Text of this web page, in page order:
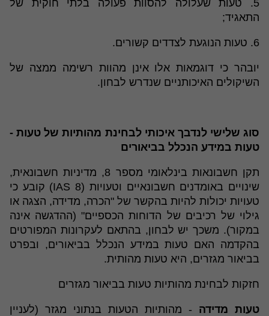
5. טעות שעלולה להסוות פעולה בלתי חוקית של
התאגיד;
6. טעות הנוגעת לצדדים קשורים.
יובהר כי דוגמאות אלו אינן מהוות רשימה ממצה של
השיקולים האיכותניים שנדרש לבחון.
סוג שלישי לנדבך איכותי לבחינת מהותיות של טעות -
טעות במידע הנכלל בביאורים
תקן חשבונאות בינלאומי מספר 8, מדיניות חשבונאית,
שינויים באומדנים חשבונאיים וטעויות (IAS 8) קובע כי
טעויות יכולות להיות בהקשר של "הכרה, מדידה, הצגה או
גילוי של רכיבים של הדוחות הכספיים" (ההדגשה אינה
במקור). משכך יש לבחון, בהתאם לעקרונות המפורטים
בהקדמה האם טעות במידע הנכלל בביאורים, ובפרט
בביאור מגזרים, היא טעות מהותית.
חזקות לבחינת מהותיות טעות בביאור מגזרים
טעות מדידה - מהותיות הטעות בנתוני מגזר (לעניין